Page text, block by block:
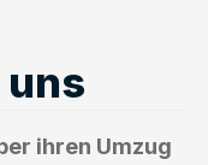
ihren Umzug